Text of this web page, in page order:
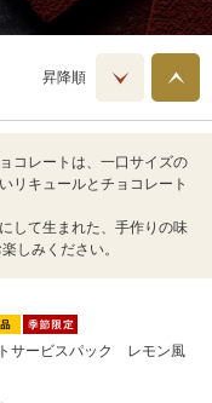
昇降順
コレートは、一口サイズの
リキュールとチョコレート
して生まれた、手作りの味
しみください。
サービスパック レモン風